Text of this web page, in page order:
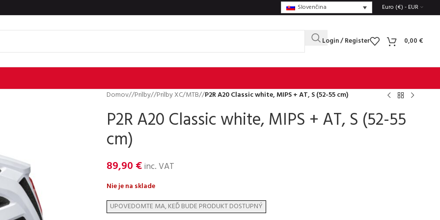
Slovenčina Euro (€) - EUR
Login / Register 0,00 €
Domov/ Prilby/ Prilby XC/MTB/ P2R A20 Classic white, MIPS + AT, S (52-55 cm)
P2R A20 Classic white, MIPS + AT, S (52-55
cm)
89,90 €inc. VAT
Nie je na sklade